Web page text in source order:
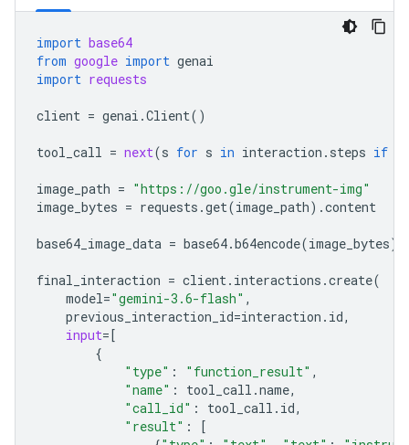
import base64
from google import genai
import requests
client = genai .Client()
tool_call = next(s for s in interaction . steps if
image_path = "https://goo.gle/instrument-img"
image_bytes = requests .get(image_path) .content
base64_image_data = base64.b64encode(image_bytes)
final_interaction = client. interactions .create(
model="gemini-3.6-flash" ,
previous_interaction_id=interaction . id,
input= [
{
"type" : "function_result" ,
"name" : tool_call .name,
"call_id" : tool_call . id,
"result" :
[